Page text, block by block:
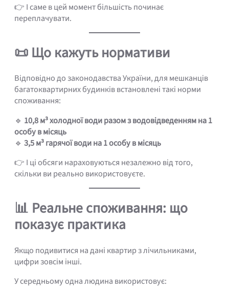
👉 І саме в цей момент більшість починає
переплачувати.
📜 Що кажуть нормативи
Відповідно до законодавства України, для мешканців
багатоквартирних будинків встановлені такі норми
споживання:
🔹 10,8 м³ холодної води разом з водовідведенням на 1
особу в місяць
🔹 3,5 м³ гарячої води на 1 особу в місяць
👉 І ці обсяги нараховуються незалежно від того,
скільки ви реально використовуєте.
📊 Реальне споживання: що
показує практика
Якщо подивитися на дані квартир з лічильниками,
цифри зовсім інші.
У середньому одна людина використовує: